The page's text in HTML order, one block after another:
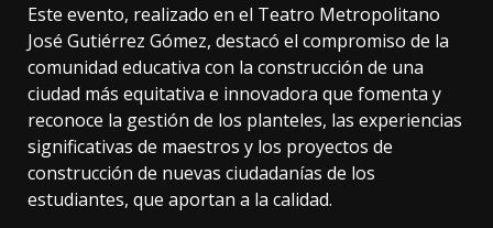
Este evento, realizado en el Teatro Metropolitano
José Gutiérrez Gómez, destacó el compromiso de la
comunidad educativa con la construcción de una
ciudad más equitativa e innovadora que fomenta y
reconoce la gestión de los planteles, las experiencias
significativas de maestros y los proyectos de
construcción de nuevas ciudadanías de los
estudiantes, que aportan a la calidad.